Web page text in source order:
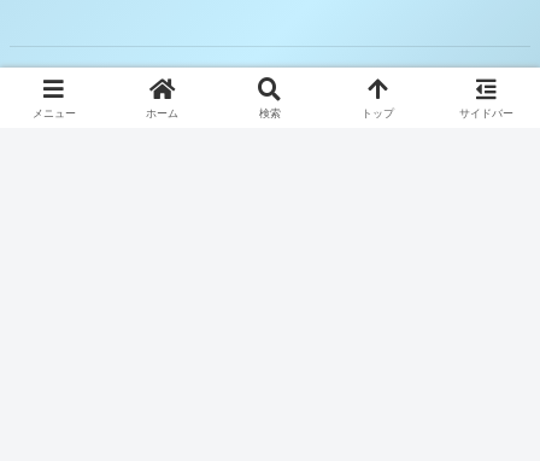
© 2025 騎空士ブルーの攻略日記.
メニュー ホーム 検索 トップ サイドバー